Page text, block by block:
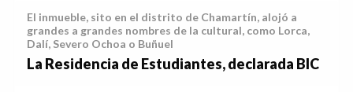
El inmueble, sito en el distrito de Chamartín, alojó a
grandes a grandes nombres de la cultural, como Lorca,
Dalí, Severo Ochoa o Buñuel
La Residencia de Estudiantes, declarada BIC